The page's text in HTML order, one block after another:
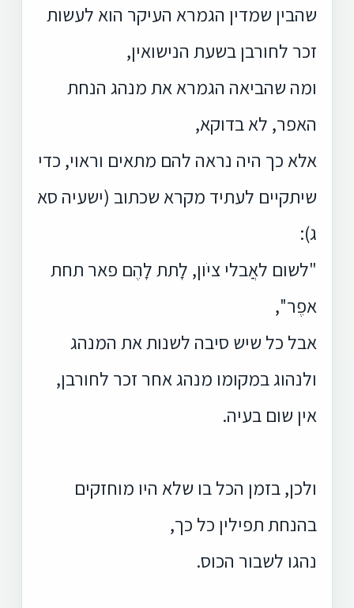
שהבין שמדין הגמרא העיקר הוא לעשות
זכר לחורבן בשעת הנישואין,
ומה שהביאה הגמרא את מנהג הנחת
האפר, לא בדוקא,
אלא כך היה נראה להם מתאים וראוי, כדי
שיתקיים לעתיד מקרא שכתוב (ישעיה סא
ג):
"לשום לאֲבלי ציֹון, לָתת לָהֶם פאר תחת
אפֶר'',
אבל כל שיש סיבה לשנות את המנהג
ולנהוג במקומו מנהג אחר זכר לחורבן,
אין שום בעיה.
ולכן, בזמן הכל בו שלא היו מוחזקים
בהנחת תפילין כל כך,
נהגו לשבור הכוס.